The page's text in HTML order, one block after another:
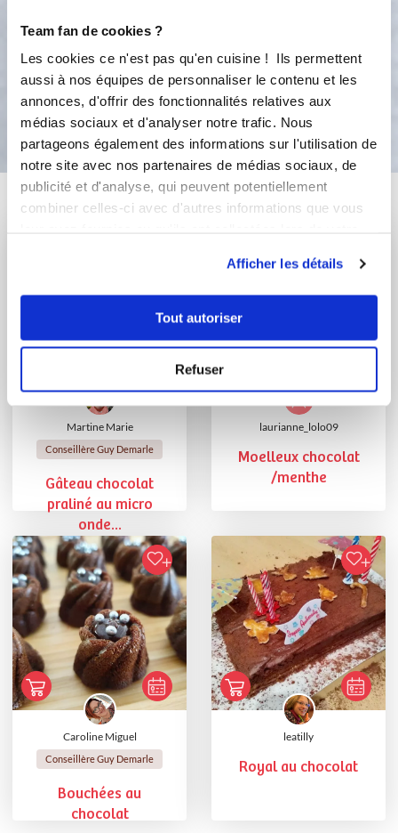
Team fan de cookies ?
Les cookies ce n'est pas qu'en cuisine ! Ils permettent
aussi à nos équipes de personnaliser le contenu et les
annonces, d'offrir des fonctionnalités relatives aux
médias sociaux et d'analyser notre trafic. Nous
partageons également des informations sur l'utilisation de
notre site avec nos partenaires de médias sociaux, de
publicité et d'analyse, qui peuvent potentiellement
combiner celles-ci avec d'autres informations que vous
Afficher les détails
Tout autoriser
Refuser
micro-ondes.
Bon appétit !
Vous aimerez aussi ...
Martine Marie
Conseillère Guy Demarle
Gâteau chocolat
praliné au micro
onde...
laurianne_lolo09
Moelleux chocolat
/menthe
Caroline Miguel
Conseillère Guy Demarle
Bouchées au
chocolat
leatilly
Royal au chocolat